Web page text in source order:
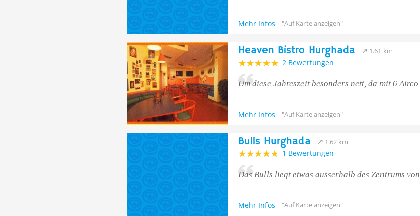
Mehr Infos "Auf Karte anzeigen"
Heaven Bistro Hurghada 1.61 km
2 Bewertungen
Um diese Jahreszeit besonders nett, da mit 6 Airco
Mehr Infos "Auf Karte anzeigen"
Bulls Hurghada 1.62 km
1 Bewertungen
Das Bulls liegt etwas ausserhalb des Zentrums von
Mehr Infos "Auf Karte anzeigen"